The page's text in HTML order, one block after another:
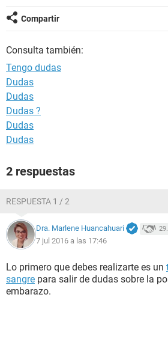
Compartir
Consulta también:
Tengo dudas
Dudas
Dudas
Dudas ?
Dudas
Dudas
2 respuestas
RESPUESTA 1 / 2
Dra. Marlene Huancahuari
7 jul 2016 a las 17:46
Lo primero que debes realizarte es un
sangre para salir de dudas sobre la
embarazo.